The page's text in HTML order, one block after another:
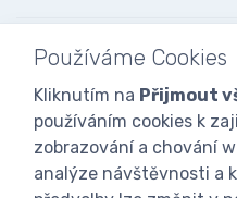
Používáme Cookies
Kliknutím na Přijmout
používáním cookies k
zobrazování a chování
analýze návštěvnosti a